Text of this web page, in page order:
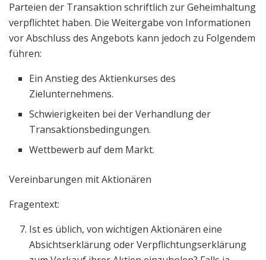
Parteien der Transaktion schriftlich zur Geheimhaltung
verpflichtet haben. Die Weitergabe von Informationen
vor Abschluss des Angebots kann jedoch zu Folgendem
führen:
Ein Anstieg des Aktienkurses des
Zielunternehmens.
Schwierigkeiten bei der Verhandlung der
Transaktionsbedingungen.
Wettbewerb auf dem Markt.
Vereinbarungen mit Aktionären
Fragentext:
Ist es üblich, von wichtigen Aktionären eine
Absichtserklärung oder Verpflichtungserklärung